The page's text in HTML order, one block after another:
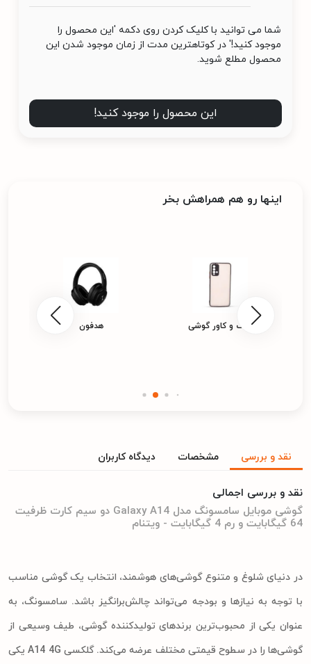
شما می توانید با کلیک کردن روی دکمه 'این محصول را
موجود کنید!' در کوتاهترین مدت از زمان موجود شدن این
محصول مطلع شوید.
این محصول را موجود کنید!
اینها رو هم همراهش بخر
کیف و کاور گوشی هدفون
نقد و بررسی مشخصات دیدگاه کاربران
نقد و بررسی اجمالی
گوشی موبایل سامسونگ مدل Galaxy A14 دو سیم کارت ظرفیت
64 گیگابایت و رم 4 گیگابایت - ویتنام
در دنیای شلوغ و متنوع گوشی‌های هوشمند، انتخاب یک گوشی مناسب
با توجه به نیازها و بودجه می‌تواند چالش‌برانگیز باشد. سامسونگ، به
عنوان یکی از محبوب‌ترین برندهای تولیدکننده گوشی، طیف وسیعی از
گوشی‌ها را در سطوح قیمتی مختلف عرضه می‌کند. گلکسی A14 4G یکی